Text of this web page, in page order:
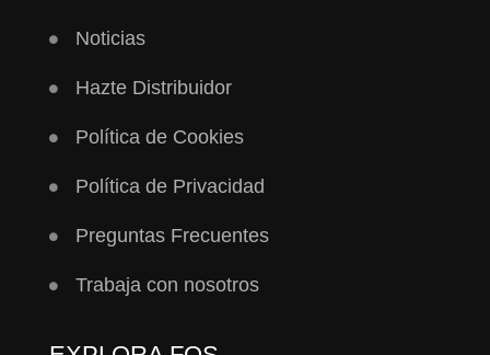
Noticias
Hazte Distribuidor
Política de Cookies
Política de Privacidad
Preguntas Frecuentes
Trabaja con nosotros